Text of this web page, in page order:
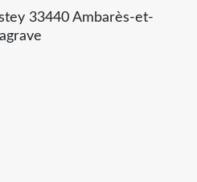
33440 Ambarès-et-